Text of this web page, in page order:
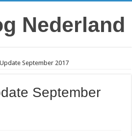
September 2017
September